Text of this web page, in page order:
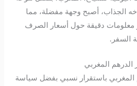
أصبح وجهة مفضلة، مما
دقيقة حول أسعار الصرف
المغربي
باستقرار نسبي بفضل سياسة